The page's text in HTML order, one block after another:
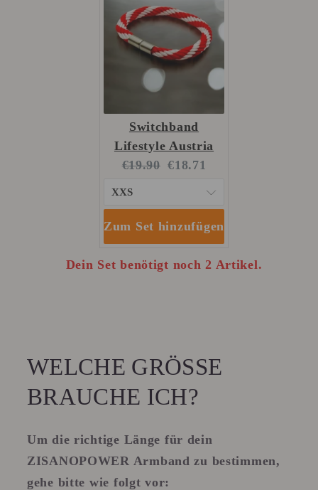
Switchband
Lifestyle Austria
Original
€19.90 Current
€18.71
Zum Set hinzufügen
Dein Set benötigt noch 2 Artikel.
WELCHE GRÖSSE B
RAUCHE ICH?
Um die richtige Länge für dein
ZISANOPOWER Armband zu bestimmen,
gehe bitte wie folgt vor: